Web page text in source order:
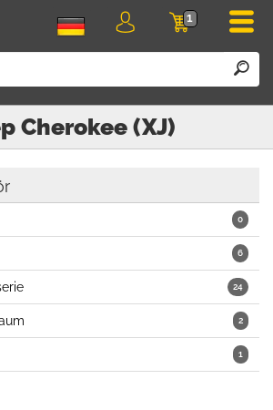
1
Login
Cherokee (XJ)
0
6
24
2
1